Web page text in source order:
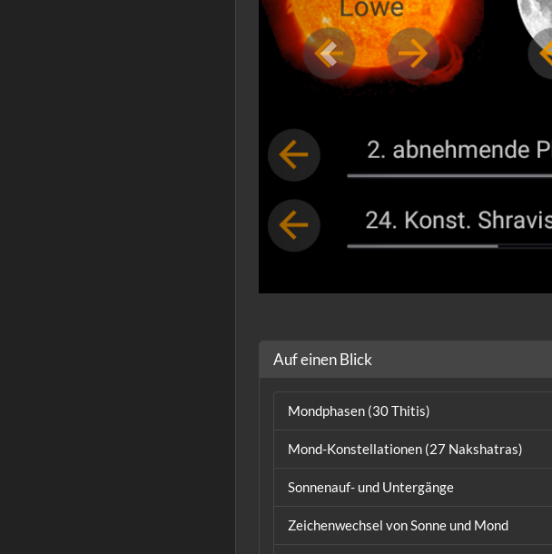
Auf einen Blick
Mondphasen (30 Thitis)
Mond-Konstellationen (27 Nakshatras)
Sonnenauf- und Untergänge
Zeichenwechsel von Sonne und Mond